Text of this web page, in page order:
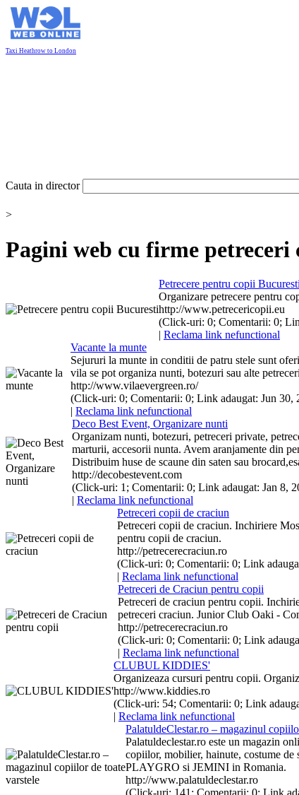
Taxi Heathrow to London
Cauta in director
>
Pagini web cu firme petreceri
Petrecere pentru copii Bucuresti
Organizare petrecere pentru
http://www.petrecericopii.eu
(Click-uri: 0; Comentarii: 0;
| Reclama link nefunctional
Vacante la munte
Sejururi la munte in conditii de patru stele sunt
vila se pot organiza nunti, botezuri sau alte petreceri
http://www.vilaevergreen.ro/
(Click-uri: 0; Comentarii: 0; Link adaugat: Jun 30,
| Reclama link nefunctional
Deco Best Event, Organizare nunti
Organizam nunti, botezuri, petreceri private,
marturii, accesorii nunta. Avem aranjamente din
Distribuim huse de scaune din saten sau
http://decobestevent.com
(Click-uri: 1; Comentarii: 0; Link adaugat: Jan 8,
| Reclama link nefunctional
Petreceri copii de craciun
Petreceri copii de craciun. Inchiriere
pentru copii de craciun.
http://petrecerecraciun.ro
(Click-uri: 0; Comentarii: 0; Link
| Reclama link nefunctional
Petreceri de Craciun pentru copii
Petreceri de craciun pentru copii.
petreceri craciun. Junior Club Oaki -
http://petrecerecraciun.ro
(Click-uri: 0; Comentarii: 0; Link
| Reclama link nefunctional
CLUBUL KIDDIES'
Organizeaza cursuri pentru copii.
http://www.kiddies.ro
(Click-uri: 54; Comentarii: 0; Link
| Reclama link nefunctional
PalatuldeClestar.ro – magazinul copii
Palatuldeclestar.ro este un magazin
copiilor, mobilier, hainute, costume de
PLAYGRO si JEMINI in Romania.
http://www.palatuldeclestar.ro